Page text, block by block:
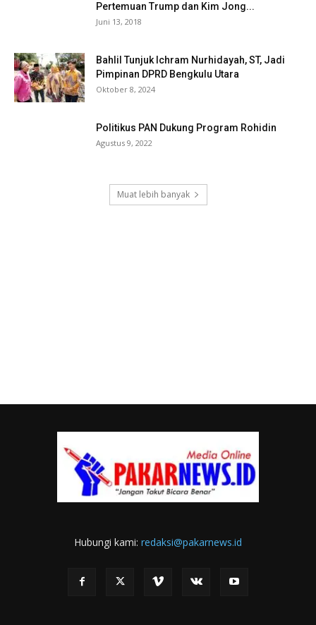
Pertemuan Trump dan Kim Jong...
Juni 13, 2018
Bahlil Tunjuk Ichram Nurhidayah, ST, Jadi
Pimpinan DPRD Bengkulu Utara
Oktober 8, 2024
Politikus PAN Dukung Program Rohidin
Agustus 9, 2022
Muat lebih banyak
Hubungi kami: redaksi@pakarnews.id